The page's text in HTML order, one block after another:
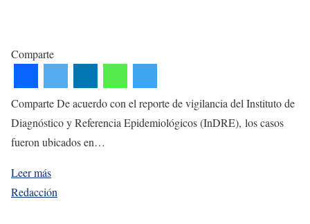
Comparte
Comparte De acuerdo con el reporte de vigilancia del Instituto de
Diagnóstico y Referencia Epidemiológicos (InDRE), los casos
fueron ubicados en…
Leer más
Redacción